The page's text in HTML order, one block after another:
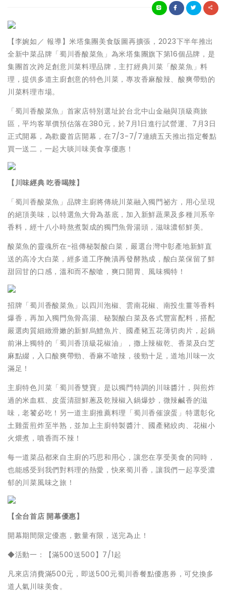
【李婉如／ 報導】米塔集團美食版圖再擴張，2023下半年推出
全新中菜品牌「蜀川香酸菜魚」為米塔集團旗下第16個品牌，是
集團首次跨足創意川菜料理品牌，主打經典川菜「酸菜魚」料
理，提供多道主廚創意的特色川菜，專攻香麻酸辣、酸爽帶勁的
川菜料理市場。
「蜀川香酸菜魚」首家店特別選址於台北中山金融與頂級商旅
區，平均客單價預估落在380元，於7月1日進行試營運、7月3日
正式開幕，為歡慶首店開幕，在7/3-7/7連續五天推出指定餐點
買一送二，一起大啖川味美食享優惠！
【川味經典吃香喝辣】
「蜀川香酸菜魚」品牌主廚將傳統川菜融入獨門祕方，用心呈現
的絕頂美味，以特選魚大骨為基底，加入新鮮蔬果及多種川系辛
香料，經十八小時熬煮製成的獨門魚骨湯頭，滋味濃郁鮮美。
酸菜魚的靈魂所在-祖傳秘製酸白菜，嚴選台灣中彰產地新鮮直
送的高冷大白菜，經多道工序醃漬再發酵熟成，酸白菜保留了鮮
甜回甘的口感，溫和而不酸嗆，爽口開胃、風味獨特！
招牌「蜀川香酸菜魚」以四川泡椒、雲南花椒、南投生薑等香料
爆香，再加入獨門魚骨高湯、秘製酸白菜及各式豐富配料，搭配
嚴選肉質細緻滑嫩的新鮮烏鱧魚片、國產豬五花薄切肉片，起鍋
前淋上獨特的「蜀川香頂級花椒油」，撒上辣椒乾、香菜及白芝
麻點綴，入口酸爽帶勁、香麻不嗆辣，後勁十足，道地川味一次
滿足！
主廚特色川菜「蜀川香雙寶」是以獨門特調的川味醬汁，與煎炸
過的米血糕、皮蛋清甜鮮蔥及乾辣椒入鍋爆炒，微辣鹹香的滋
味，老饕必吃！另一道主廚推薦料理「蜀川香催淚蛋」特選彰化
土雞蛋煎炸至半熟，並加上主廚特製醬汁、國產豬絞肉、花椒小
火煨煮，噴香而不辣！
每一道菜品都來自主廚的巧思和用心，讓您在享受美食的同時，
也能感受到我們對料理的熱愛，快來蜀川香，讓我們一起享受濃
郁的川菜風味之旅！
【全台首店 開幕優惠】
開幕期間限定優惠，數量有限，送完為止！
◆活動一：【滿500送500】7/1起
凡來店消費滿500元，即送500元蜀川香餐點優惠券，可兌換多
道人氣川味美食。